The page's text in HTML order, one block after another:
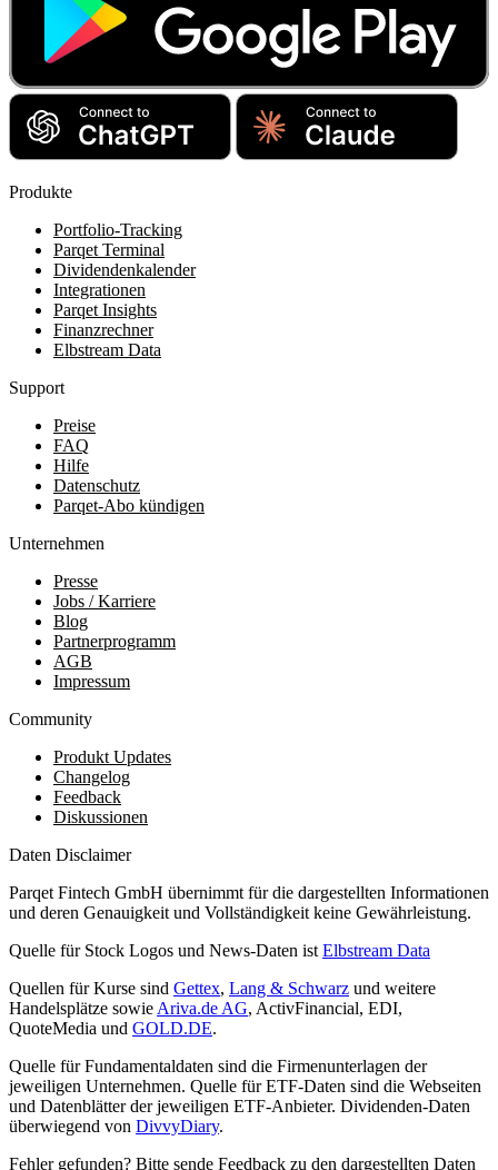
Produkte
Portfolio-Tracking
Parqet Terminal
Dividendenkalender
Integrationen
Parqet Insights
Finanzrechner
Elbstream Data
Support
Preise
FAQ
Hilfe
Datenschutz
Parqet-Abo kündigen
Unternehmen
Presse
Jobs / Karriere
Blog
Partnerprogramm
AGB
Impressum
Community
Produkt Updates
Changelog
Feedback
Diskussionen
Daten Disclaimer
Parqet Fintech GmbH übernimmt für die dargestellten Informationen
und deren Genauigkeit und Vollständigkeit keine Gewährleistung.
Quelle für Stock Logos und News-Daten ist Elbstream Data
Quellen für Kurse sind Gettex, Lang & Schwarz und weitere
Handelsplätze sowie Ariva.de AG, ActivFinancial, EDI,
QuoteMedia und GOLD.DE.
Quelle für Fundamentaldaten sind die Firmenunterlagen der
jeweiligen Unternehmen. Quelle für ETF-Daten sind die Webseiten
und Datenblätter der jeweiligen ETF-Anbieter. Dividenden-Daten
überwiegend von DivvyDiary.
Fehler gefunden? Bitte sende Feedback zu den dargestellten Daten